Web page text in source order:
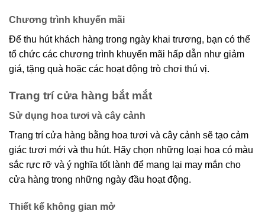
Chương trình khuyến mãi
Để thu hút khách hàng trong ngày khai trương, bạn có thể
tổ chức các chương trình khuyến mãi hấp dẫn như giảm
giá, tặng quà hoặc các hoạt động trò chơi thú vị.
Trang trí cửa hàng bắt mắt
Sử dụng hoa tươi và cây cảnh
Trang trí cửa hàng bằng hoa tươi và cây cảnh sẽ tạo cảm
giác tươi mới và thu hút. Hãy chọn những loại hoa có màu
sắc rực rỡ và ý nghĩa tốt lành để mang lại may mắn cho
cửa hàng trong những ngày đầu hoạt động.
Thiết kế không gian mở